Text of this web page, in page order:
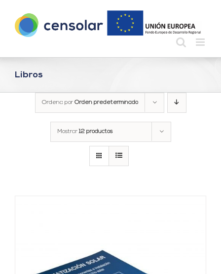
contenido
Libros
Ordena por Orden predeterminado
Mostrar12 productos